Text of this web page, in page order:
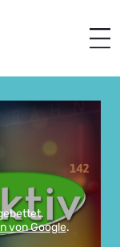
von Google.